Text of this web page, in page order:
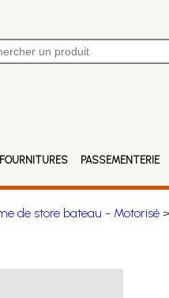
FOURNITURES PASSEMENTERIE
de store bateau - Motorisé